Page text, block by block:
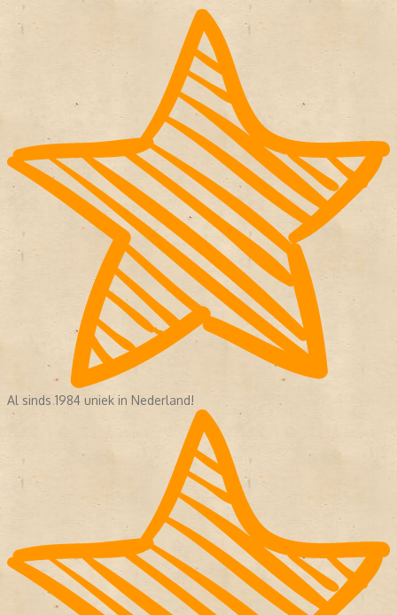
Al sinds 1984 uniek in Nederland!